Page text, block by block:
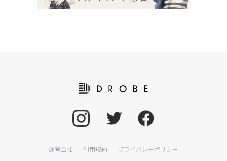
運営会社 利用規約 プライバシーポリシー